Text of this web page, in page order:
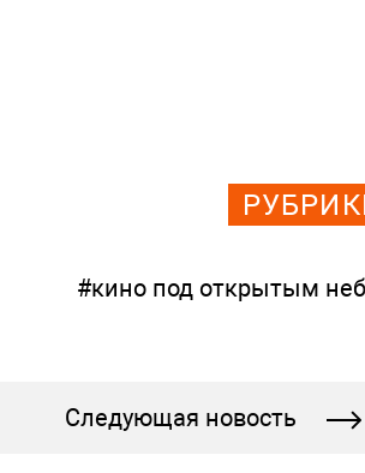
#кино под открытым
Следующая новость